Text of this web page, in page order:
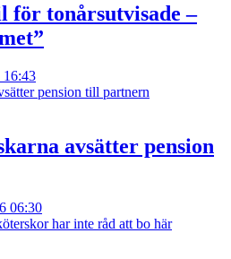
för tonårsutvisade –
16:43
avsätter pension
06:30